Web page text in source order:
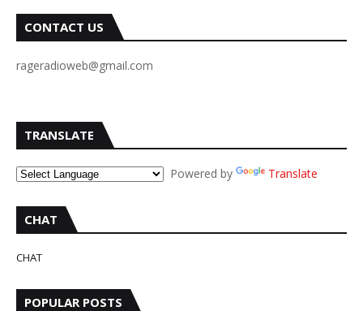
CONTACT US
rageradioweb@gmail.com
TRANSLATE
Powered by Translate
CHAT
CHAT
POPULAR POSTS